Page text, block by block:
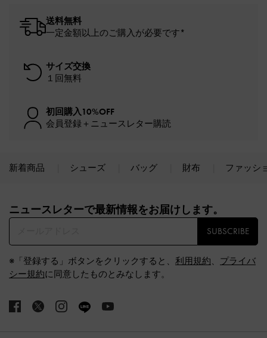
送料無料
一定金額以上のご購入が必要です*
サイズ交換
１回無料
初回購入10%OFF
会員登録＋ニュースレター購読
新着商品 シューズ バッグ 財布 ファッシ
ニュースレターで最新情報をお届けします。​
SUBSCRIBE
※「登録する」ボタンをクリックすると、 利用規約、 プライバ
シー規約に同意したものとみなします。